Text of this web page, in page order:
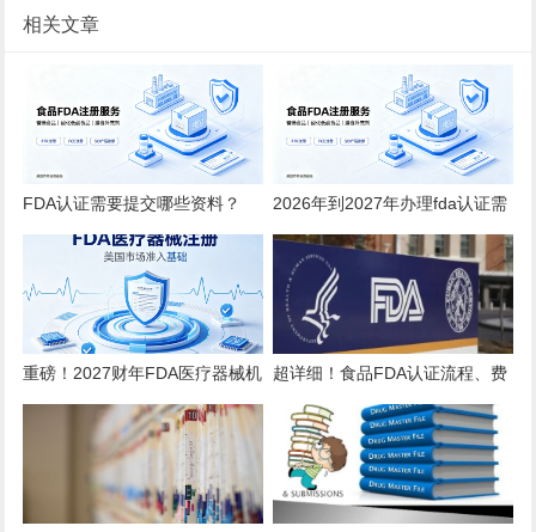
相关文章
FDA认证需要提交哪些资料？
2026全品类详细清单
2026年到2027年办理fda认证需
要多少钱？
重磅！2027财年FDA医疗器械机
构注册年费上调至 $13785！
超详细！食品FDA认证流程、费
用、时效、误区解析